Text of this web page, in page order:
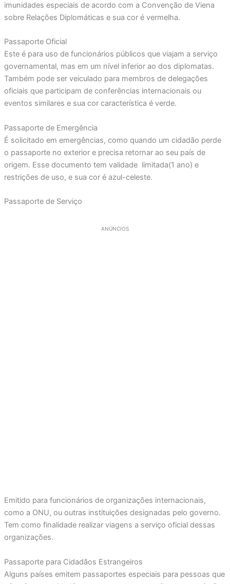
imunidades especiais de acordo com a Convenção de Viena
sobre Relações Diplomáticas e sua cor é vermelha.
Passaporte Oficial
Este é para uso de funcionários públicos que viajam a serviço
governamental, mas em um nível inferior ao dos diplomatas.
Também pode ser veiculado para membros de delegações
oficiais que participam de conferências internacionais ou
eventos similares e sua cor característica é verde.
Passaporte de Emergência
É solicitado em emergências, como quando um cidadão perde
o passaporte no exterior e precisa retornar ao seu país de
origem. Esse documento tem validade limitada(1 ano) e
restrições de uso, e sua cor é azul-celeste.
Passaporte de Serviço
ANÚNCIOS
Emitido para funcionários de organizações internacionais,
como a ONU, ou outras instituições designadas pelo governo.
Tem como finalidade realizar viagens a serviço oficial dessas
organizações.
Passaporte para Cidadãos Estrangeiros
Alguns países emitem passaportes especiais para pessoas que